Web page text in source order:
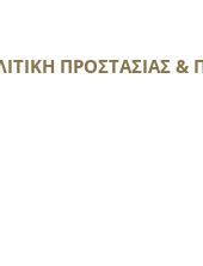
ΠΡΟΣΤΑΣΙΑΣ